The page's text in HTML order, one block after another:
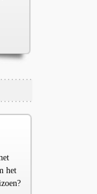
het